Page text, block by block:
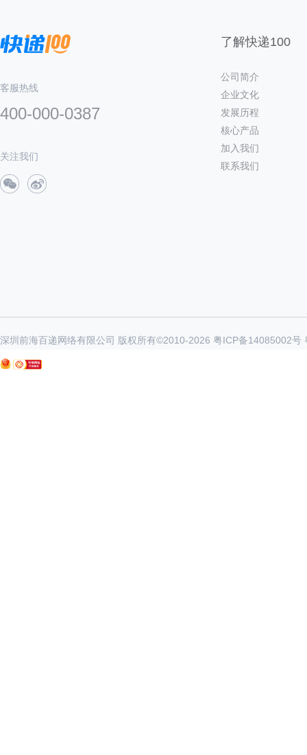
客服热线
400-000-0387
关注我们
了解快递100
公司简介
企业文化
发展历程
核心产品
加入我们
联系我们
深圳前海百递网络有限公司 版权所有©2010-2026 粤ICP备14085002号